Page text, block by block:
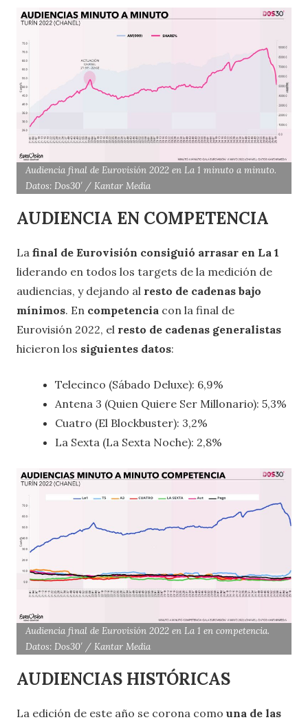
Audiencia final de Eurovisión 2022 en La 1 minuto a minuto.
Datos: Dos30′ / Kantar Media
AUDIENCIA EN COMPETENCIA
La final de Eurovisión consiguió arrasar en La 1
liderando en todos los targets de la medición de
audiencias, y dejando al resto de cadenas bajo
mínimos. En competencia con la final de
Eurovisión 2022, el resto de cadenas generalistas
hicieron los siguientes datos:
Telecinco (Sábado Deluxe): 6,9%
Antena 3 (Quien Quiere Ser Millonario): 5,3%
Cuatro (El Blockbuster): 3,2%
La Sexta (La Sexta Noche): 2,8%
Audiencia final de Eurovisión 2022 en La 1 en competencia.
Datos: Dos30′ / Kantar Media
AUDIENCIAS HISTÓRICAS
La edición de este año se corona como una de las